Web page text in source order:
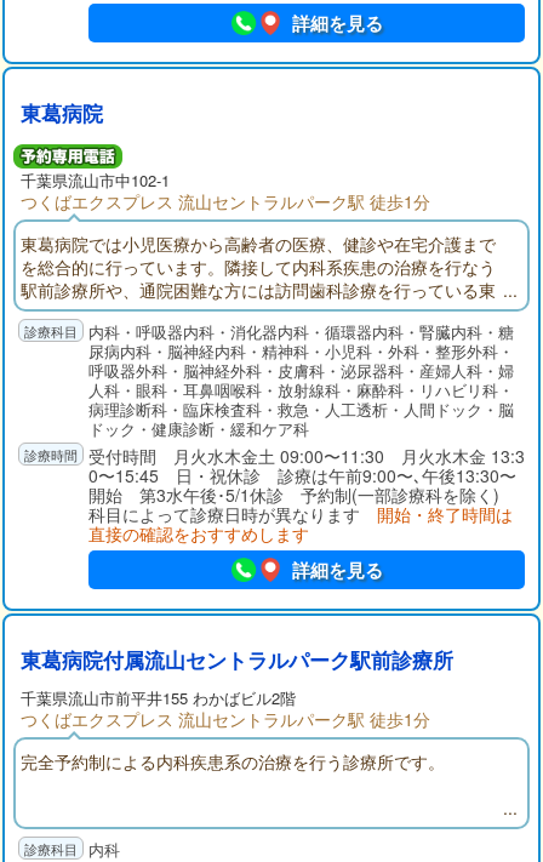
詳細を見る
東葛病院
千葉県流山市中102-1
つくばエクスプレス 流山セントラルパーク駅 徒歩1分
東葛病院では小児医療から高齢者の医療、健診や在宅介護まで
を総合的に行っています。隣接して内科系疾患の治療を行なう
駅前診療所や、通院困難な方には訪問歯科診療を行っている東
葛歯科があります。
内科・呼吸器内科・消化器内科・循環器内科・腎臓内科・糖
尿病内科・脳神経内科・精神科・小児科・外科・整形外科・
呼吸器外科・脳神経外科・皮膚科・泌尿器科・産婦人科・婦
人科・眼科・耳鼻咽喉科・放射線科・麻酔科・リハビリ科・
病理診断科・臨床検査科・救急・人工透析・人間ドック・脳
ドック・健康診断・緩和ケア科
受付時間 月火水木金土 09:00〜11:30 月火水木金 13:3
0〜15:45 日・祝休診 診療は午前9:00〜､午後13:30〜
開始 第3水午後･5/1休診 予約制(一部診療科を除く)
科目によって診療日時が異なります 開始・終了時間は
直接の確認をおすすめします
詳細を見る
東葛病院付属流山セントラルパーク駅前診療所
千葉県流山市前平井155 わかばビル2階
つくばエクスプレス 流山セントラルパーク駅 徒歩1分
完全予約制による内科疾患系の治療を行う診療所です。
内科